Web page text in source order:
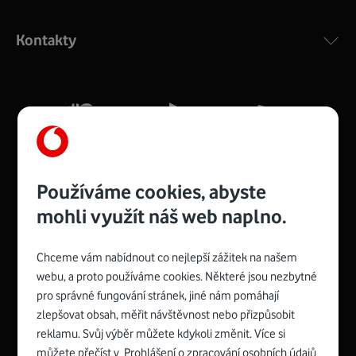
silný signál pro celou domácnost. Kompaktní rozměry 21
Více o COMPAL CH7465VF
Zyxel VMG8623-T50B:
Rozměry modemu jsou 16 x 22 x 7,5 cm (včetně stojánku)
a nabízí 4 gigabitové LAN porty a bezdrátové připojení Wi-
Spojte se s Vodafonem
Kontakty
Používáme cookies, abyste
mohli využít náš web naplno.
Chceme vám nabídnout co nejlepší zážitek na našem
webu, a proto používáme cookies. Některé jsou nezbytné
pro správné fungování stránek, jiné nám pomáhají
zlepšovat obsah, měřit návštěvnost nebo přizpůsobit
reklamu. Svůj výběr můžete kdykoli změnit. Více si
můžete přečíst v Prohlášení o zpracování osobních údajů